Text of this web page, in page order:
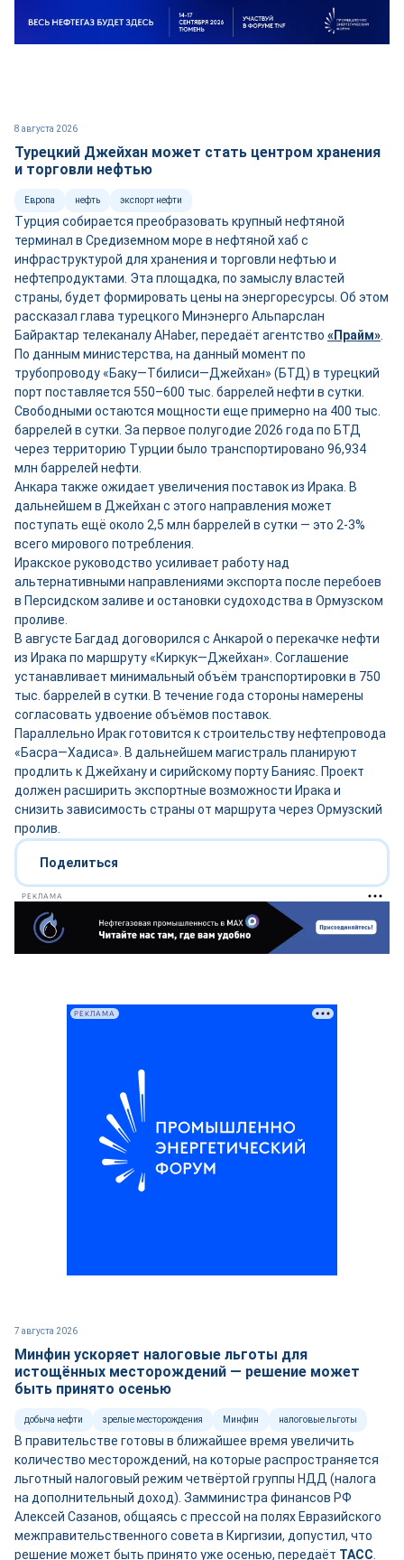
8 августа 2026
Турецкий Джейхан может стать центром хранения
и торговли нефтью
Европа нефть экспорт нефти
Турция собирается преобразовать крупный нефтяной
терминал в Средиземном море в нефтяной хаб с
инфраструктурой для хранения и торговли нефтью и
нефтепродуктами. Эта площадка, по замыслу властей
страны, будет формировать цены на энергоресурсы. Об этом
рассказал глава турецкого Минэнерго Альпарслан
Байрактар телеканалу AHaber, передаёт агентство «Прайм»
По данным министерства, на данный момент по
трубопроводу «Баку—Тбилиси—Джейхан» (БТД) в турецкий
порт поставляется 550–600 тыс. баррелей нефти в сутки.
Свободными остаются мощности ещепримерно на 400 тыс.
баррелей в сутки. За первое полугодие 2026 года по БТД
через территорию Турции было транспортировано 96,934
млн баррелей нефти.
Анкара также ожидает увеличения поставок из Ирака. В
дальнейшем в Джейхан с этого направления может
поступать ещё около 2,5 млн баррелей в сутки — это 2-3%
всего мирового потребления.
Иракское руководство усиливает работу над
альтернативными направлениями экспорта после перебоев
в Персидском заливе и остановки судоходства в Ормузском
проливе.
В августе Багдад договорился с Анкарой о перекачке нефти
из Ирака по маршруту «Киркук—Джейхан». Соглашение
устанавливает минимальный объём транспортировки в 750
тыс. баррелей в сутки. В течение года стороны намерены
согласовать удвоение объёмов поставок.
Параллельно Ирак готовится к строительству нефтепровода
«Басра—Хадиса». В дальнейшем магистраль планируют
продлить к Джейхану и сирийскому порту Банияс. Проект
должен расширить экспортные возможности Ирака и
снизить зависимость страны от маршрута через Ормузский
пролив.
Поделиться
РЕКЛАМА
7 августа 2026
Минфин ускоряет налоговые льготы для
истощённых месторождений — решение может
быть принято осенью
добыча нефти зрелые месторождения Минфин налоговые льготы
В правительстве готовы в ближайшее время увеличить
количество месторождений, на которые распространяется
льготный налоговый режим четвёртой группы НДД (налога
на дополнительный доход). Замминистра финансов РФ
Алексей Сазанов, общаясь с прессой на полях Евразийского
межправительственного совета в Киргизии, допустил, что
решение может быть принято уже осенью, передаёт ТАСС
РЕКЛАМА